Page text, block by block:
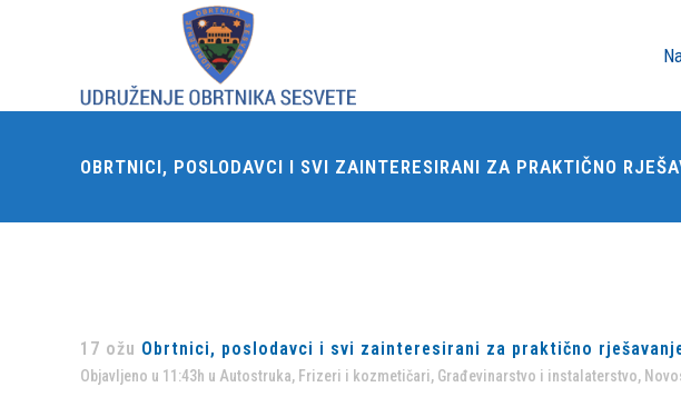
OBRTNICI, POSLODAVCI I SVI ZAINTERESIRANI ZA PRAKTIČNO
17 ožu Obrtnici, poslodavci i svi zainteresirani za praktično
Objavljeno u 11:43h u Autostruka, Frizeri i kozmetičari, Građevinarstvo i instalaterstvo,